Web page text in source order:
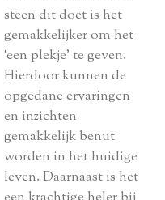
steen dit doet is het
gemakkelijker om het
‘een plekje’ te geven.
Hierdoor kunnen de
opgedane ervaringen
en inzichten
gemakkelijk benut
worden in het huidige
leven. Daarnaast is het